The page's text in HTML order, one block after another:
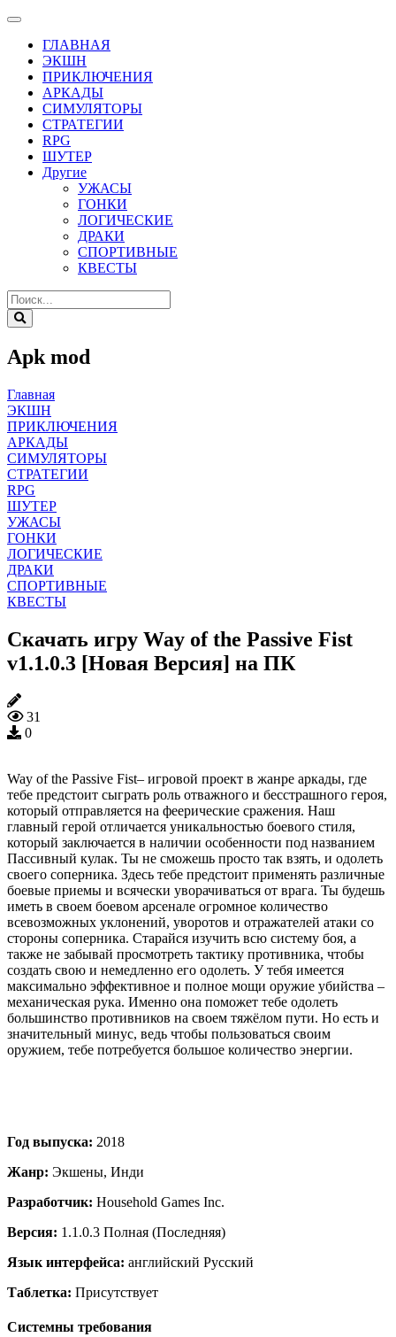
ГЛАВНАЯ
ЭКШН
ПРИКЛЮЧЕНИЯ
АРКАДЫ
СИМУЛЯТОРЫ
СТРАТЕГИИ
RPG
ШУТЕР
Другие
УЖАСЫ
ГОНКИ
ЛОГИЧЕСКИЕ
ДРАКИ
СПОРТИВНЫЕ
КВЕСТЫ
Apk mod
Главная
ЭКШН
ПРИКЛЮЧЕНИЯ
АРКАДЫ
СИМУЛЯТОРЫ
СТРАТЕГИИ
RPG
ШУТЕР
УЖАСЫ
ГОНКИ
ЛОГИЧЕСКИЕ
ДРАКИ
СПОРТИВНЫЕ
КВЕСТЫ
Скачать игру Way of the Passive Fist
v1.1.0.3 [Новая Версия] на ПК
31
0
Way of the Passive Fist– игровой проект в жанре аркады, где
тебе предстоит сыграть роль отважного и бесстрашного героя,
который отправляется на феерические сражения. Наш
главный герой отличается уникальностью боевого стиля,
который заключается в наличии особенности под названием
Пассивный кулак. Ты не сможешь просто так взять, и одолеть
своего соперника. Здесь тебе предстоит применять различные
боевые приемы и всячески уворачиваться от врага. Ты будешь
иметь в своем боевом арсенале огромное количество
всевозможных уклонений, уворотов и отражателей атаки со
стороны соперника. Старайся изучить всю систему боя, а
также не забывай просмотреть тактику противника, чтобы
создать свою и немедленно его одолеть. У тебя имеется
максимально эффективное и полное мощи оружие убийства –
механическая рука. Именно она поможет тебе одолеть
большинство противников на своем тяжёлом пути. Но есть и
значительный минус, ведь чтобы пользоваться своим
оружием, тебе потребуется большое количество энергии.
Год выпуска: 2018
Жанр: Экшены, Инди
Разработчик: Household Games Inc.
Версия: 1.1.0.3 Полная (Последняя)
Язык интерфейса: английский Русский
Таблетка: Присутствует
Системны требования